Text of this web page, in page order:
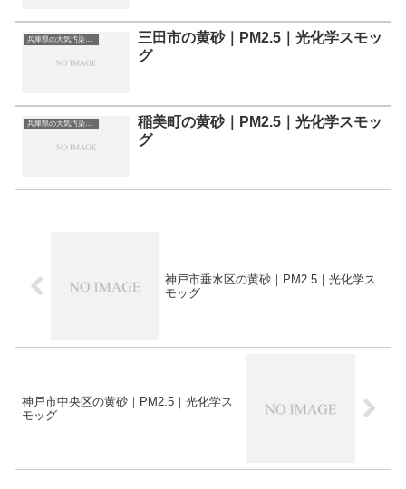
兵庫県の大気汚染・PM2.5・黄砂・エアロゾルの数値
三田市の黄砂｜PM2.5｜光化学スモッ
グ
兵庫県の大気汚染・PM2.5・黄砂・エアロゾルの数値
稲美町の黄砂｜PM2.5｜光化学スモッ
グ
神戸市垂水区の黄砂｜PM2.5｜光化学ス
モッグ
神戸市中央区の黄砂｜PM2.5｜光化学ス
モッグ